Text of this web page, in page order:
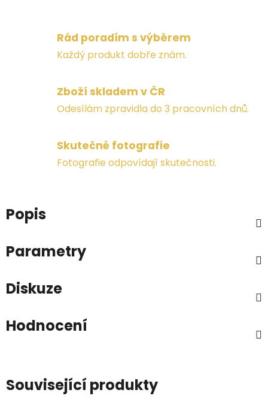
Rád poradím s výběrem
Každý produkt dobře znám.
Zboží skladem v ČR
Odesílám zpravidla do 3 pracovních dnů.
Skutečné fotografie
Fotografie odpovídají skutečnosti.
Popis
Parametry
Diskuze
Hodnocení
Související produkty